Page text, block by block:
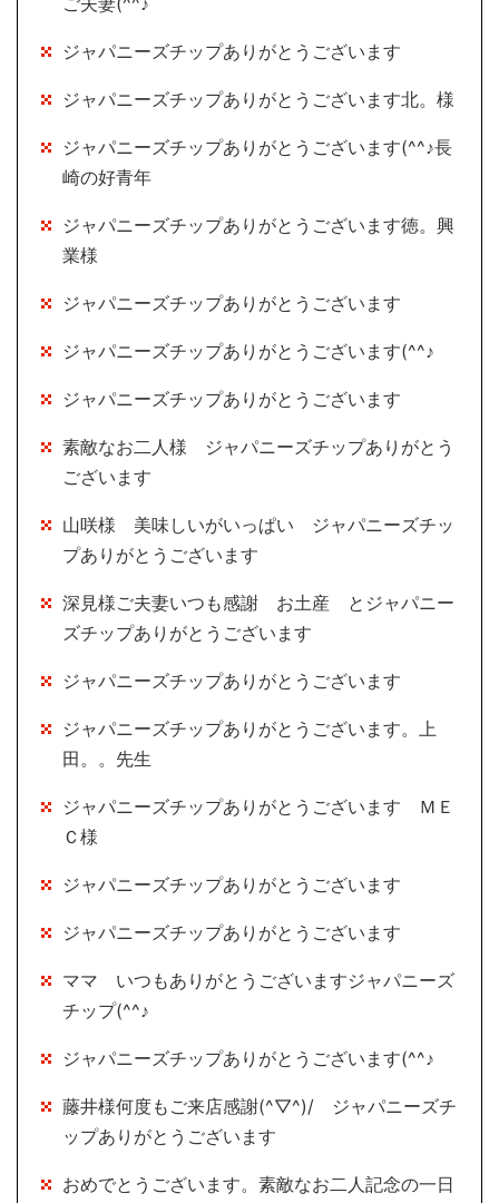
ジャパニーズチップありがとうございます
ジャパニーズチップありがとうございます北。様
ジャパニーズチップありがとうございます(^^♪長
崎の好青年
ジャパニーズチップありがとうございます徳。興
業様
ジャパニーズチップありがとうございます
ジャパニーズチップありがとうございます(^^♪
ジャパニーズチップありがとうございます
素敵なお二人様 ジャパニーズチップありがとう
ございます
山咲様 美味しいがいっぱい ジャパニーズチッ
プありがとうございます
深見様ご夫妻いつも感謝 お土産 とジャパニー
ズチップありがとうございます
ジャパニーズチップありがとうございます
ジャパニーズチップありがとうございます。上
田。。先生
ジャパニーズチップありがとうございます ＭＥ
Ｃ様
ジャパニーズチップありがとうございます
ジャパニーズチップありがとうございます
ママ いつもありがとうございますジャパニーズ
チップ(^^♪
ジャパニーズチップありがとうございます(^^♪
藤井様何度もご来店感謝(^▽^)/ ジャパニーズチ
ップありがとうございます
おめでとうございます。素敵なお二人記念の一日